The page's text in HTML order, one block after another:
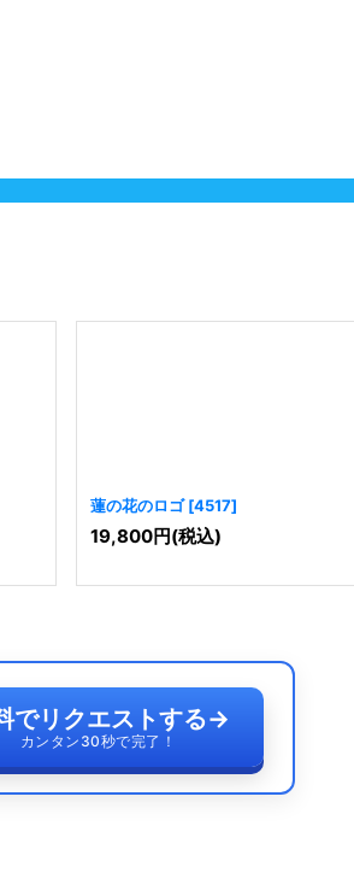
蓮の花のロゴ [4517]
19,800円(税込)
でリクエストする→
カンタン30秒で完了！